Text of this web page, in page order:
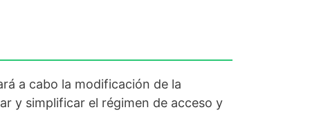
a cabo la modificación de la
y simplificar el régimen de acceso y